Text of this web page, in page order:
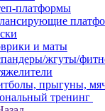
платформы
и маты
жгуты/
прыгуны,
тренинг